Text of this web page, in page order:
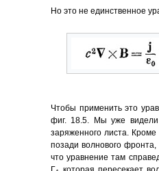
Но это не единственное
Чтобы применить это
фиг. 18.5. Мы уже
заряженного листа.
позади волнового
что уравнение там